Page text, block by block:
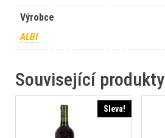
Výrobce
ALBI
Související produkty
Sleva!